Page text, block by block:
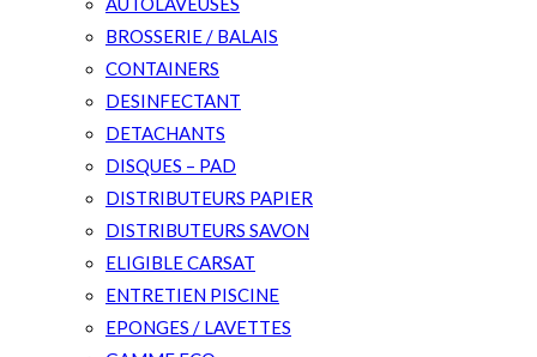
BROSSERIE / BALAIS
CONTAINERS
DESINFECTANT
DETACHANTS
DISQUES – PAD
DISTRIBUTEURS PAPIER
DISTRIBUTEURS SAVON
ELIGIBLE CARSAT
ENTRETIEN PISCINE
EPONGES / LAVETTES